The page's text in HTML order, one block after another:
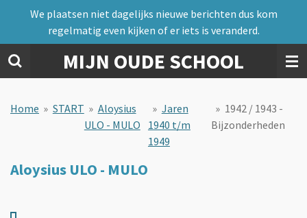
naar
de
hoofdinhoud
MIJN OUDE SCHOOL
We plaatsen niet dagelijks nieuwe berichten dus kom
regelmatig even kijken of er iets is veranderd.
Home » START » Aloysius
ULO - MULO
» Jaren
1940 t/m
1949
» 1942 / 1943 -
Bijzonderheden
Aloysius ULO - MULO